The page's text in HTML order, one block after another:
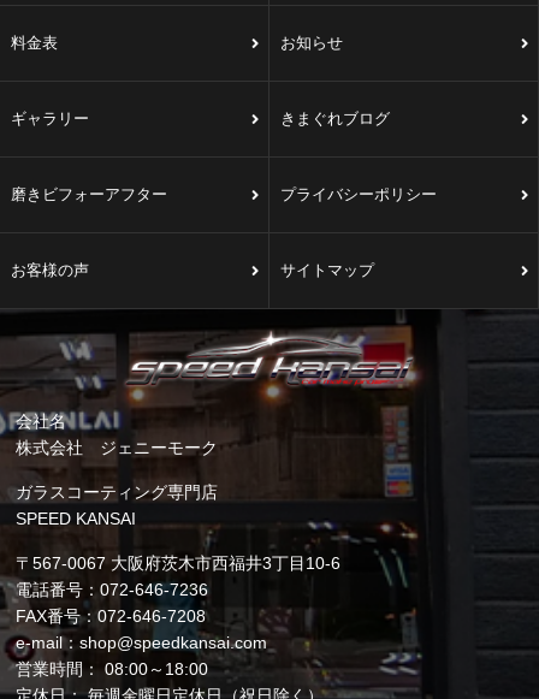
料金表 お知らせ
ギャラリー きまぐれブログ
磨きビフォーアフター プライバシーポリシー
お客様の声 サイトマップ
会社名
株式会社 ジェニーモーク
ガラスコーティング専門店
SPEED KANSAI
〒567-0067 大阪府茨木市西福井3丁目10-6
電話番号：072-646-7236
FAX番号：072-646-7208
e-mail：shop@speedkansai.com
営業時間： 08:00～18:00